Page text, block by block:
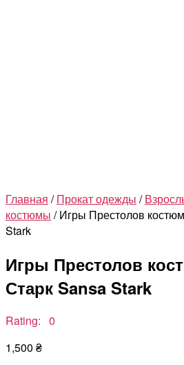
Главная /Прокат одежды /
костюмы / Игры Престолов
Stark
Игры Престолов
Старк Sansa Stark
Rating: 0
1,500 ₴